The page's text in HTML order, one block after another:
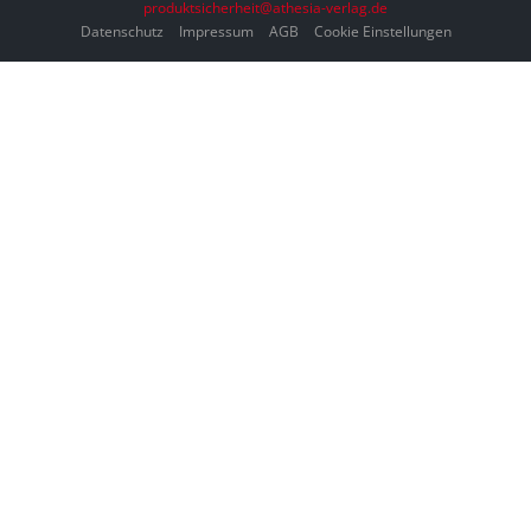
produktsicherheit@athesia-verlag.de
Datenschutz
Impressum AGB Cookie Einstellungen